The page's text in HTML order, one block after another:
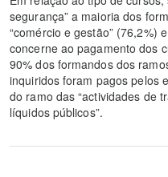
segurança” a maioria dos
“comércio e gestão” (76,2%)
concerne ao pagamento dos
90% dos formandos dos
inquiridos foram pagos pelos
do ramo das “actividades de
líquidos públicos”.